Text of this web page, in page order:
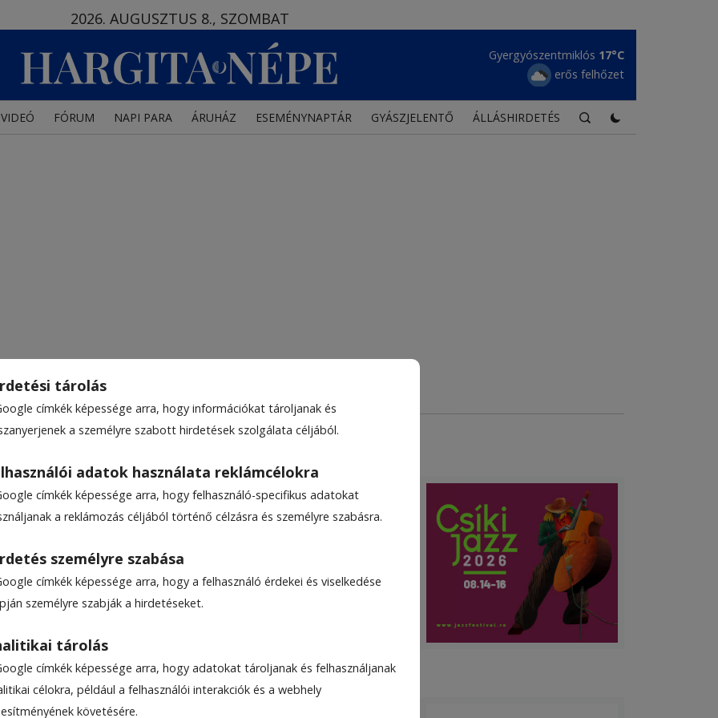
tárolás
címkék képessége arra, hogy információkat tároljanak és
a személyre szabott hirdetések szolgálata céljából.
adatok használata reklámcélokra
címkék képessége arra, hogy felhasználó-specifikus adatokat
a reklámozás céljából történő célzásra és személyre szabásra.
személyre szabása
címkék képessége arra, hogy a felhasználó érdekei és viselkedése
személyre szabják a hirdetéseket.
tárolás
címkék képessége arra, hogy adatokat tároljanak és felhasználjanak
célokra, például a felhasználói interakciók és a webhely
követésére.
2026. AUGUSZTUS 8., SZOMBAT
Gyergyószentmiklós 17°C
erős felhőzet
Maroshévíz 18°C
erős felhőzet
VIDEÓ FÓRUM NAPI PARA ÁRUHÁZ ESEMÉNYNAPTÁR GYÁSZJELENTŐ ÁLLÁSHIRDETÉS
javítására törekednek
javítását tűzte ki célul a Hargita Megyéért
létrehozásával és fenntartásával 2002 óta
más civil szervezetekkel, főként az oktatás, a
akciók vagy az épített örökség megőrzése
Csaba, a megyei tanács elnöke nyilatkozott.
olvasási idő: 5 perc